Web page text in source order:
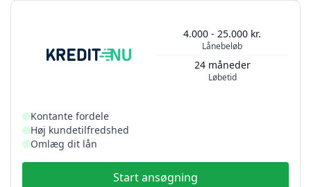
Lånebeløb
4.000 - 25.000 kr.
Løbetid
24 måneder
Kontante fordele
Høj kundetilfredshed
Omlæg dit lån
Start ansøgning